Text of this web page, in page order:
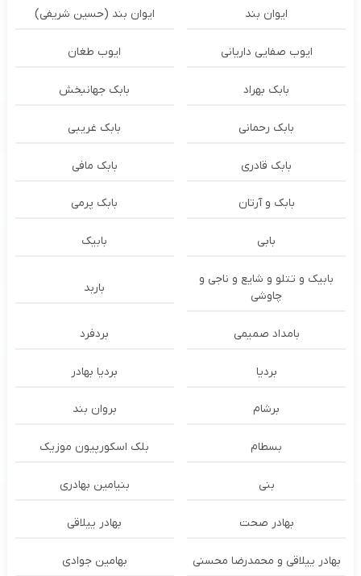
ایوان بند ایوان بند (حسین شریفی)
ایوب صفایی داریانی ایوب طغان
بابک بهراد بابک جهانبخش
بابک رحمانی بابک غریبی
بابک قادری بابک مافی
بابک و آرتان بابک پرمی
بابی بابیک
بابیک و تتلو و شایع و ناجی و
چاوشی
باربد
بامداد صمیمی بردفرد
بردیا بردیا بهادر
برشام بروان بند
بسطام بلک اسکورپیون موزیک
بنی بنیامین بهادری
بهادر صحت بهادر ییلاقی
بهادر ییلاقی و محمدرضا محسنی بهامین جوادی